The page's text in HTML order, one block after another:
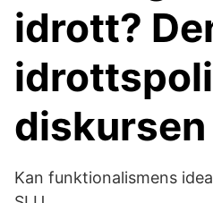
idrott?
diskursen
Kan funktionalismens